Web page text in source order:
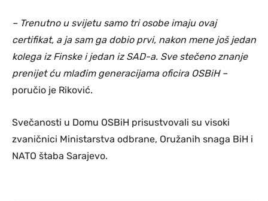
– Trenutno u svijetu samo tri osobe imaju ovaj
certifikat, a ja sam ga dobio prvi, nakon mene još jedan
kolega iz Finske i jedan iz SAD-a. Sve stečeno znanje
prenijet ću mlađim generacijama oficira OSBiH –
poručio je Riković.
Svečanosti u Domu OSBiH prisustvovali su visoki
zvaničnici Ministarstva odbrane, Oružanih snaga BiH i
NATO štaba Sarajevo.